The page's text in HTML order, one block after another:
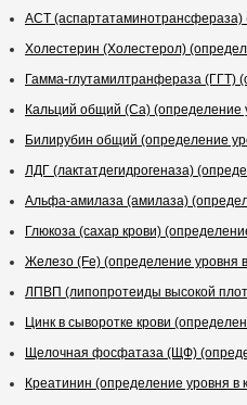
АСТ (аспартатаминотрансфераза)
Холестерин (Холестерол)
Гамма-глутамилтранфераза (ГГТ)
Кальций общий (Ca) (определение
Билирубин общий (определение
ЛДГ (лактатдегидрогеназа)
Альфа-амилаза (амилаза)
Глюкоза (сахар крови)
Железо (Fe) (определение уровня
ЛПВП (липопротеиды высокой
Цинк в сыворотке крови
Щелочная фосфатаза (ЩФ)
Креатинин (определение уровня в